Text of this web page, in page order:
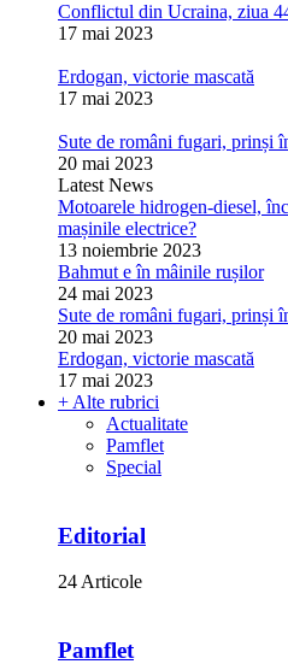
Conflictul din Ucraina, ziua
17 mai 2023
Erdogan, victorie mascată
17 mai 2023
Sute de români fugari, prinși
20 mai 2023
Latest News
Motoarele hidrogen-diesel,
mașinile electrice?
13 noiembrie 2023
Bahmut e în mâinile rușilor
24 mai 2023
Sute de români fugari, prinși
20 mai 2023
Erdogan, victorie mascată
17 mai 2023
+ Alte rubrici
Actualitate
Pamflet
Special
Editorial
24 Articole
Pamflet